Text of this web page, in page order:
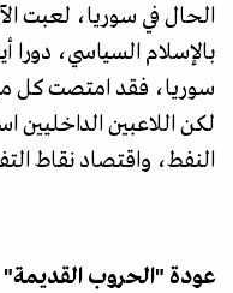
الحال في سوريا، لعبت
بالإسلام السياسي، دورا
سوريا، فقد امتصت كل من
لكن اللاعبين الداخليين
النفط، واقتصاد نقاط
عودة "الحروب القديمة"